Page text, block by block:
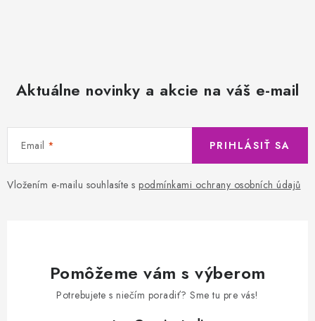
Aktuálne novinky a akcie na váš e-mail
Email
Vložením e-mailu souhlasíte s podmínkami ochrany osobních údajů
PRIHLÁSIŤ SA
Pomôžeme vám s výberom
Potrebujete s niečím poradiť? Sme tu pre vás!